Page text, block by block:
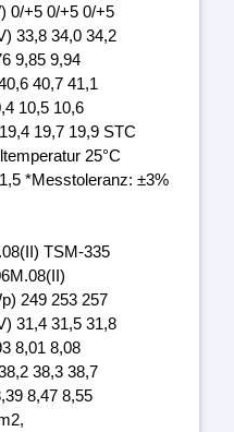
0/+5 0/+5 0/+5
33,8 34,0 34,2
9,85 9,94
40,7 41,1
10,5 10,6
19,7 19,9 STC
25°C
*Messtoleranz: ±3%
TSM-335
249 253 257
31,4 31,5 31,8
8,01 8,08
38,3 38,7
8,47 8,55